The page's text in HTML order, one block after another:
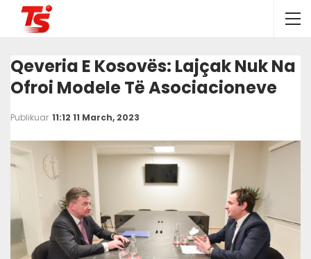
Qeveria E Kosovës: Lajçak Nuk Na
Ofroi Modele Të Asociacioneve
Publikuar 11:12 11 March, 2023